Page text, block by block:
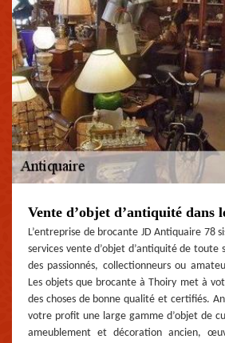
Vente d’objet d’antiquité dans
L’entreprise de brocante JD Antiquaire 78
services vente d’objet d’antiquité de toute
des passionnés, collectionneurs ou
Les objets que brocante à Thoiry met à
des choses de bonne qualité et certifiés.
votre profit une large gamme d’objet de
ameublement et décoration ancien,